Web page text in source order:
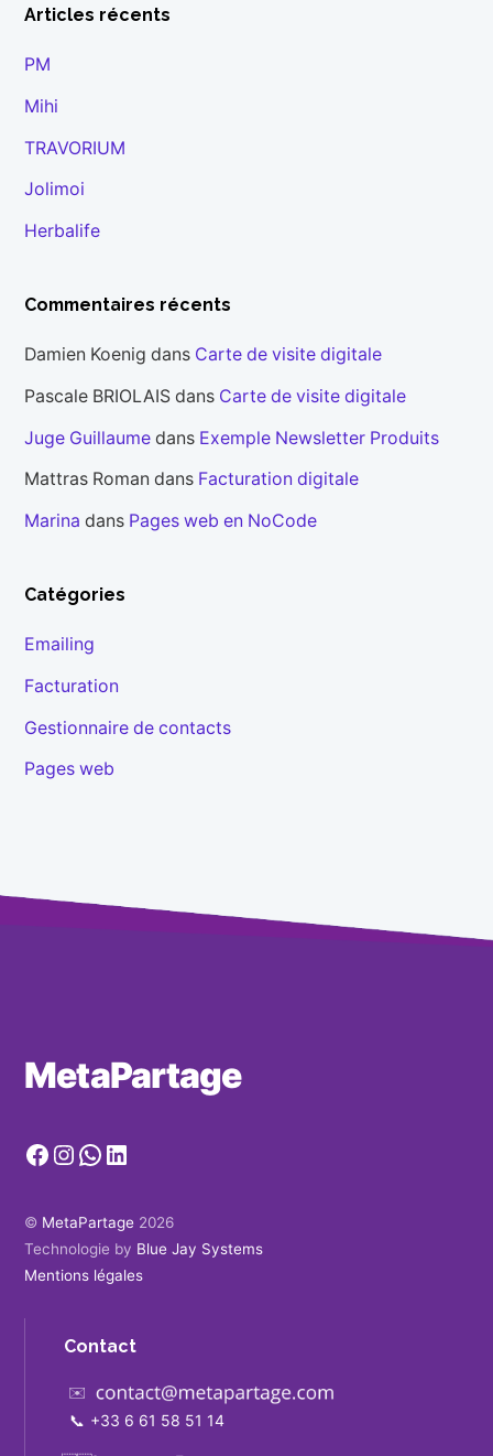
Articles récents
PM
Mihi
TRAVORIUM
Jolimoi
Herbalife
Commentaires récents
Damien Koenig dans Carte de visite digitale
Pascale BRIOLAIS dans Carte de visite digitale
Juge Guillaume dans Exemple Newsletter Produits
Mattras Roman dans Facturation digitale
Marina dans Pages web en NoCode
Catégories
Emailing
Facturation
Gestionnaire de contacts
Pages web
MetaPartage
Facebook
Instagram
WhatsApp
LinkedIn
© MetaPartage 2026
Technologie by Blue Jay Systems
Mentions légales
Contact
✉️
📞 +33 6 61 58 51 14